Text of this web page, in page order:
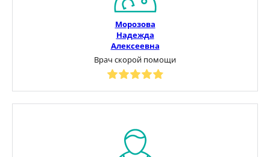
Морозова
Надежда
Алексеевна
Врач скорой помощи